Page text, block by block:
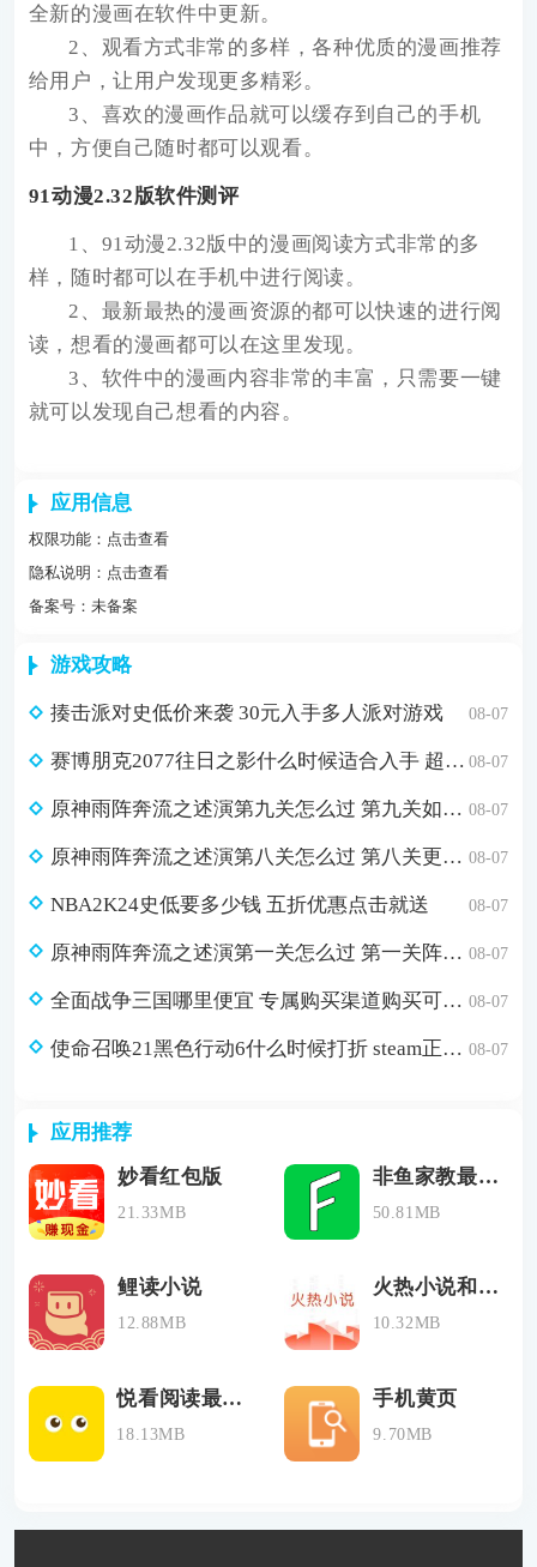
全新的漫画在软件中更新。
2、观看方式非常的多样，各种优质的漫画推荐
给用户，让用户发现更多精彩。
3、喜欢的漫画作品就可以缓存到自己的手机
中，方便自己随时都可以观看。
91动漫2.32版软件测评
1、91动漫2.32版中的漫画阅读方式非常的多
样，随时都可以在手机中进行阅读。
2、最新最热的漫画资源的都可以快速的进行阅
读，想看的漫画都可以在这里发现。
3、软件中的漫画内容非常的丰富，只需要一键
就可以发现自己想看的内容。
应用信息
权限功能： 点击查看
隐私说明： 点击查看
备案号：未备案
游戏攻略
揍击派对史低价来袭 30元入手多人派对游戏 08-07
赛博朋克2077往日之影什么时候适合入手 超值折扣98元入手方法介绍 08-07
原神雨阵奔流之述演第九关怎么过 第九关如从山间落下的雨滴通关攻略 08-07
原神雨阵奔流之述演第八关怎么过 第八关更多火力更少损伤通关攻略 08-07
NBA2K24史低要多少钱 五折优惠点击就送 08-07
原神雨阵奔流之述演第一关怎么过 第一关阵线的形成通关攻略 08-07
全面战争三国哪里便宜 专属购买渠道购买可省179元 08-07
使命召唤21黑色行动6什么时候打折 steam正版游戏低价购买渠道分享 08-07
应用推荐
妙看红包版
21.33MB
非鱼家教最新版
50.81MB
鲤读小说
12.88MB
火热小说和谐版
10.32MB
悦看阅读最新版
18.13MB
手机黄页
9.70MB